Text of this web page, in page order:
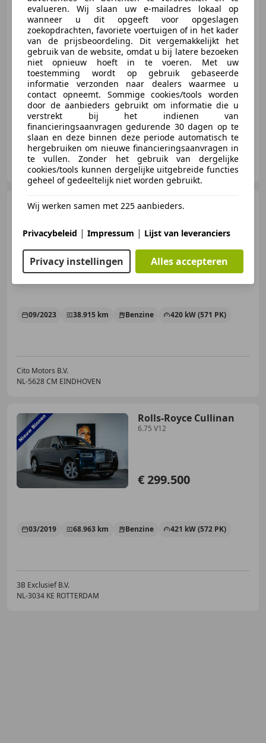
Shooting Star | Manderin
€ 429.950 1
01/2021 42.907 km Benzine 421 kW (572 PK)
Louwman Exclusive Cars B.V.
NL-3543 AC UTRECHT
Rolls-Royce Cullinan
€ 399.950 1
09/2023 38.915 km Benzine 420 kW (571 PK)
Cito Motors B.V.
NL-5628 CM EINDHOVEN
Rolls-Royce Cullinan
6.75 V12
€ 299.500
03/2019 68.963 km Benzine 421 kW (572 PK)
3B Exclusief B.V.
NL-3034 KE ROTTERDAM
evalueren. Wij slaan uw e-mailadres lokaal op
wanneer u dit opgeeft voor opgeslagen
zoekopdrachten, favoriete voertuigen of in het kader
van de prijsbeoordeling. Dit vergemakkelijkt het
gebruik van de website, omdat u bij latere bezoeken
niet opnieuw hoeft in te voeren. Met uw
toestemming wordt op gebruik gebaseerde
informatie verzonden naar dealers waarmee u
contact opneemt. Sommige cookies/tools worden
door de aanbieders gebruikt om informatie die u
verstrekt bij het indienen van
financieringsaanvragen gedurende 30 dagen op te
slaan en deze binnen deze periode automatisch te
hergebruiken om nieuwe financieringsaanvragen in
te vullen. Zonder het gebruik van dergelijke
cookies/tools kunnen dergelijke uitgebreide functies
geheel of gedeeltelijk niet worden gebruikt.
Wij werken samen met 225 aanbieders.
Privacybeleid | Impressum | Lijst van leveranciers
Privacy instellingen Alles accepteren